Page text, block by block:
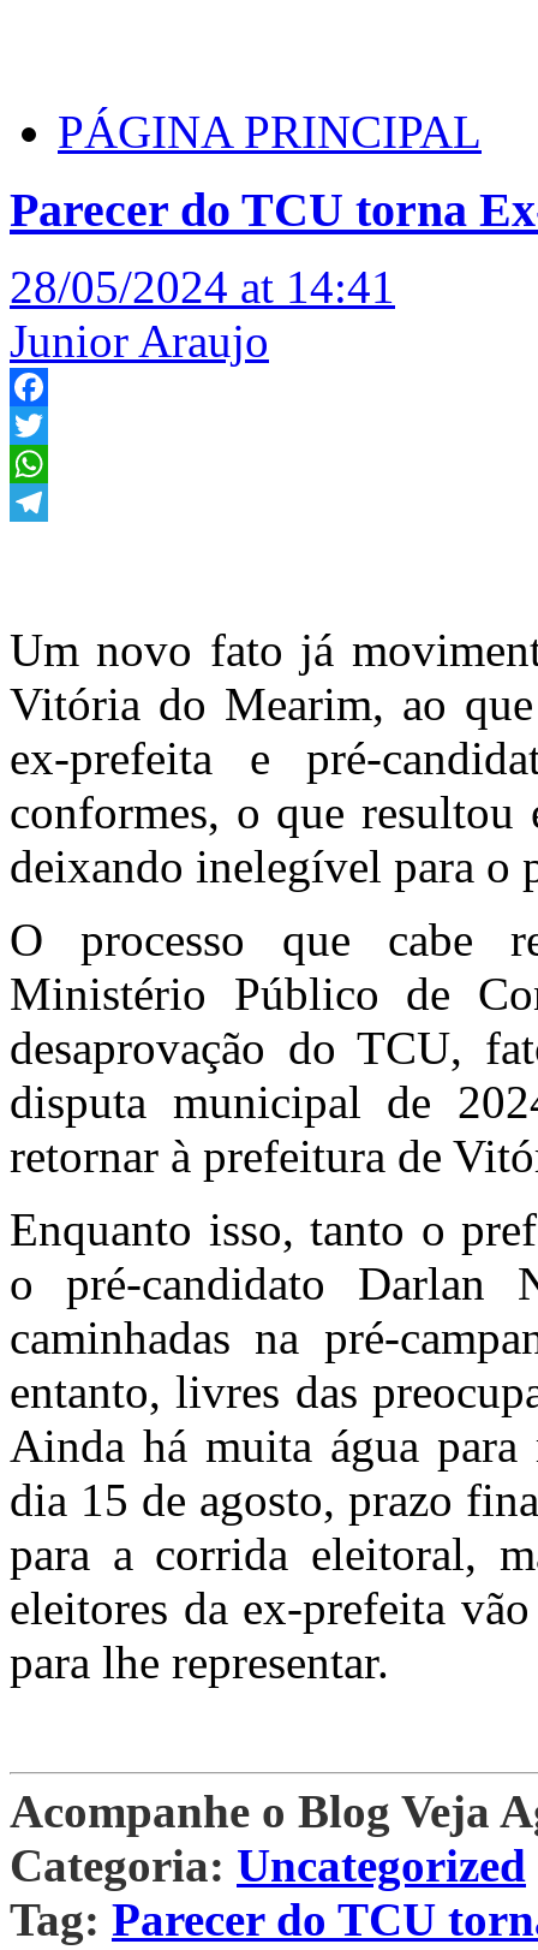
PÁGINA PRINCIPAL
Parecer do TCU torna
28/05/2024 at 14:41
Junior Araujo
Facebook
Twitter
WhatsApp
Um novo fato já
Vitória do Mearim, ao que
ex-prefeita e pré-
conformes, o que resultou
deixando inelegível para o
O processo que cabe
Ministério Público de
desaprovação do TCU,
disputa municipal de
retornar à prefeitura de
Enquanto isso, tanto o
o pré-candidato Darlan
caminhadas na pré-
entanto, livres das
Ainda há muita água
dia 15 de agosto, prazo
para a corrida eleitoral,
eleitores da ex-prefeita
para lhe representar.
Acompanhe o Blog Veja
Categoria: Uncategorized
Tag: Parecer do TCU